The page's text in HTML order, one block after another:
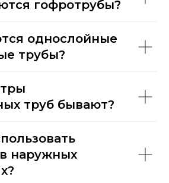
гофротрубы?
однослойные
трубы?
труб бывают?
наружных